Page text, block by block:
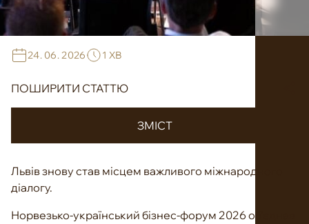
24. 06. 2026 1 ХВ
ПОШИРИТИ СТАТТЮ
Львів знову став місцем важливого міжнародного
діалогу.
Норвезько-український бізнес-форум 2026 об'єднав
ЗМІСТ